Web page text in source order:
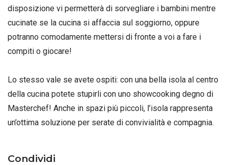
disposizione vi permetterà di sorvegliare i bambini mentre
cucinate se la cucina si affaccia sul soggiorno, oppure
potranno comodamente mettersi di fronte a voi a fare i
compiti o giocare!
Lo stesso vale se avete ospiti: con una bella isola al centro
della cucina potete stupirli con uno showcooking degno di
Masterchef! Anche in spazi più piccoli, l’isola rappresenta
un’ottima soluzione per serate di convivialità e compagnia.
Condividi